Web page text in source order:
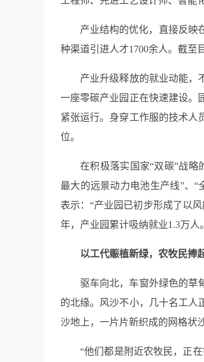
产业结构的优化，直接反映
种渠道引进人才1700余人。截至
产业升级释放的就业动能，
一座零碳产业园正在快速建设。
紧张运行。身穿工作服的技术人
位。
在积极落实国家“双碳”战
最大的远景动力电池生产线”、
表示：“产业园已初步形成了以
年，产业园累计吸纳就业1.3万人
以工代赈植新绿，农牧民捧
驱车向北，车窗外绿色的草
的北缘。风沙不小，几十名工人
沙地上，一片片新织成的网格状
“他们都是附近农牧民，正